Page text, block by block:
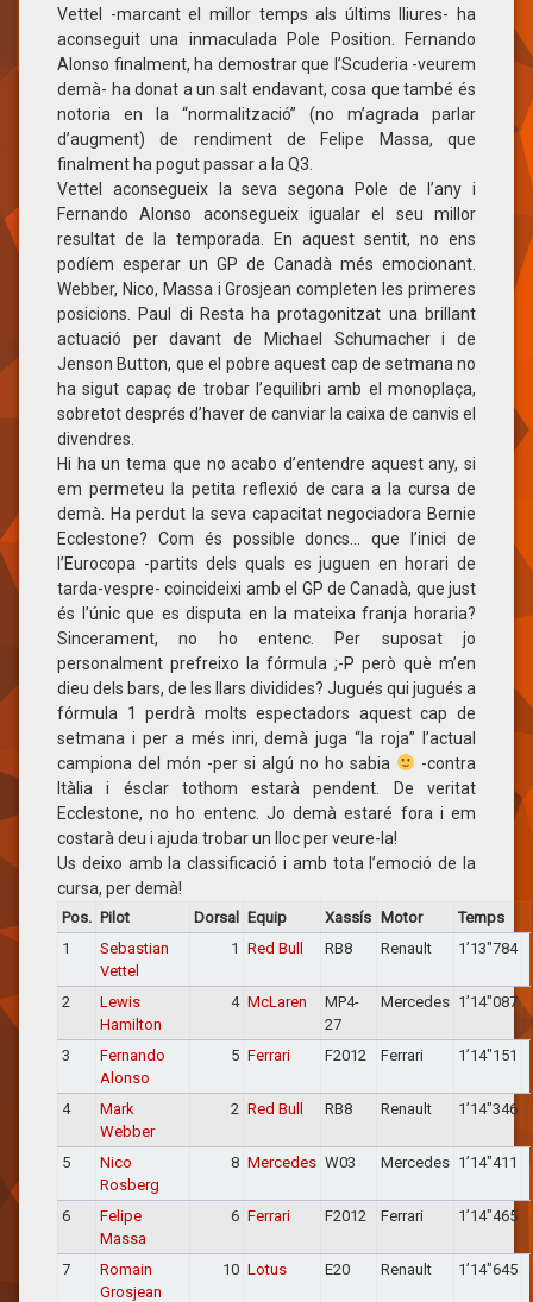
Vettel -marcant el millor temps als últims lliures- ha
aconseguit una inmaculada Pole Position. Fernando
Alonso finalment, ha demostrar que l’Scuderia -veurem
demà- ha donat a un salt endavant, cosa que també és
notoria en la “normalització” (no m’agrada parlar
d’augment) de rendiment de Felipe Massa, que
finalment ha pogut passar a la Q3.
Vettel aconsegueix la seva segona Pole de l’any i
Fernando Alonso aconsegueix igualar el seu millor
resultat de la temporada. En aquest sentit, no ens
podíem esperar un GP de Canadà més emocionant.
Webber, Nico, Massa i Grosjean completen les primeres
posicions. Paul di Resta ha protagonitzat una brillant
actuació per davant de Michael Schumacher i de
Jenson Button, que el pobre aquest cap de setmana no
ha sigut capaç de trobar l’equilibri amb el monoplaça,
sobretot després d’haver de canviar la caixa de canvis el
divendres.
Hi ha un tema que no acabo d’entendre aquest any, si
em permeteu la petita reflexió de cara a la cursa de
demà. Ha perdut la seva capacitat negociadora Bernie
Ecclestone? Com és possible doncs… que l’inici de
l’Eurocopa -partits dels quals es juguen en horari de
tarda-vespre- coincideixi amb el GP de Canadà, que just
és l’únic que es disputa en la mateixa franja horaria?
Sincerament, no ho entenc. Per suposat jo
personalment prefreixo la fórmula ;-P però què m’en
dieu dels bars, de les llars dividides? Jugués qui jugués a
fórmula 1 perdrà molts espectadors aquest cap de
setmana i per a més inri, demà juga “la roja” l’actual
campiona del món -per si algú no ho sabia
-contra
Itàlia i ésclar tothom estarà pendent. De veritat
Ecclestone, no ho entenc. Jo demà estaré fora i em
costarà deu i ajuda trobar un lloc per veure-la!
Us deixo amb la classificació i amb tota l’emoció de la
cursa, per demà!
Pos. Pilot Dorsal Equip Xassís Motor
Temps
1
Sebastian
Vettel
1 Red Bull RB8 Renault 1’13″784
2
Lewis
Hamilton
4 McLaren
MP4-
27
Mercedes 1’14″087
3
Fernando
Alonso
5 Ferrari F2012 Ferrari 1’14″151
4
Mark
Webber
2 Red Bull RB8 Renault 1’14″346
5
Nico
Rosberg
8 Mercedes W03 Mercedes 1’14″411
6
Felipe
Massa
6 Ferrari F2012 Ferrari 1’14″465
7
Romain
Grosjean
10 Lotus E20 Renault 1’14″645